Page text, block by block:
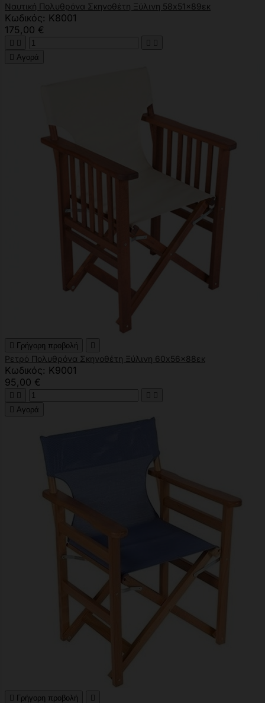
Ναυτική Πολυθρόνα Σκηνοθέτη Ξύλινη 58x51x89εκ
Κωδικός: K8001
175,00 €
   
 Αγορά
 Γρήγορη προβολή 
Ρετρό Πολυθρόνα Σκηνοθέτη Ξύλινη 60x56x88εκ
Κωδικός: K9001
95,00 €
   
 Αγορά
 Γρήγορη προβολή 